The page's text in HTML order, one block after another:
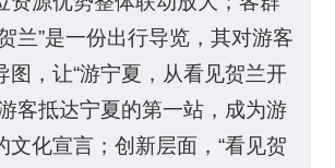
兰”是一份出行导览，其对游客
图，让“游宁夏，从看见贺兰开
客抵达宁夏的第一站，成为游
文化宣言；创新层面，“看见贺